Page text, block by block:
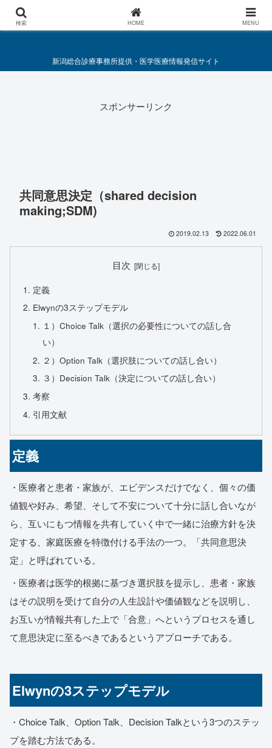
総合診療・救急医療施策要綱
新潟総合診療事務所提供・医学医療情報発信サイト
スポンサーリンク
共同意思決定（shared decision
making;SDM)
2019.02.13 2022.06.01
目次
定義
Elwynの3ステップモデル
１）Choice Talk（選択の必要性についての話し合
い）
２）Option Talk（選択肢についての話し合い）
３）Decision Talk（決定についての話し合い）
考察
引用文献
定義
・医療者と患者・家族が、エビデンスだけでなく、個々の価
値観や好み、希望、そして不安について十分に話し合いなが
ら、互いにもつ情報を共有していく中で一緒に治療方針を決
定する、家庭医療を特徴付ける手法の一つ。「共同意思決
定」と呼ばれている。
・医療者は医学的根拠に基づき選択肢を提示し、患者・家族
はその説明を受けて自分の人生設計や価値観などを説明し、
お互いが情報共有した上で「合意」へというプロセスを通し
て意思決定に至るべきであるというアプローチである。
Elwynの3ステップモデル
・Choice Talk、Option Talk、Decision Talkという3つのステッ
プを踏む方法である。
検索 HOME MENU